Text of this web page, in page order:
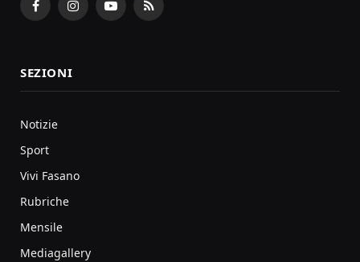
FacebookInstagramYouTubeRSS
SEZIONI
Notizie
Sport
Vivi Fasano
Rubriche
Mensile
Mediagallery